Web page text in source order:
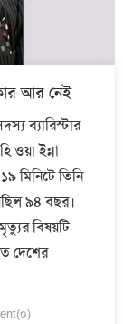
আর নেই
ব্যারিস্টার
ওয়া ইন্না
মিনিটে তিনি
৯৪ বছর।
বিষয়টি
দেশের